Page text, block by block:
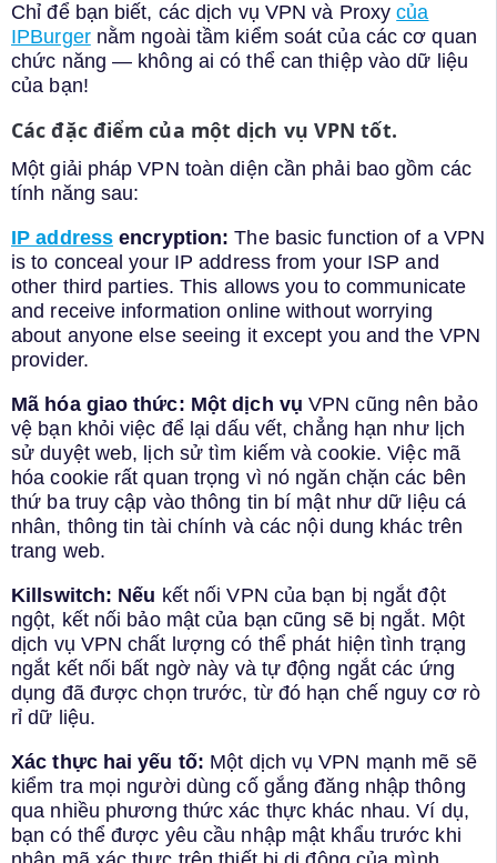
Chỉ để bạn biết, các dịch vụ VPN và Proxycủa
IPBurgernằm ngoài tầm kiểm soát của các cơ quan
chức năng — không ai có thể can thiệp vào dữ liệu
của bạn!
Các đặc điểm của một dịch vụ VPN tốt.
Một giải pháp VPN toàn diện cần phải bao gồm các
tính năng sau:
IP address encryption:The basic function of a VPN
is to conceal your IP address from your ISP and
other third parties. This allows you to communicate
and receive information online without worrying
about anyone else seeing it except you and the VPN
provider.
Mã hóa giao thức: Một dịch vụ VPN cũng nên bảo
vệ bạn khỏi việc để lại dấu vết, chẳng hạn như lịch
sử duyệt web, lịch sử tìm kiếm và cookie. Việc mã
hóa cookie rất quan trọng vì nó ngăn chặn các bên
thứ ba truy cập vào thông tin bí mật như dữ liệu cá
nhân, thông tin tài chính và các nội dung khác trên
trang web.
Killswitch: Nếu kết nối VPN của bạn bị ngắt đột
ngột, kết nối bảo mật của bạn cũng sẽ bị ngắt. Một
dịch vụ VPN chất lượng có thể phát hiện tình trạng
ngắt kết nối bất ngờ này và tự động ngắt các ứng
dụng đã được chọn trước, từ đó hạn chế nguy cơ rò
rỉ dữ liệu.
Xác thực hai yếu tố: Một dịch vụ VPN mạnh mẽ sẽ
kiểm tra mọi người dùng cố gắng đăng nhập thông
qua nhiều phương thức xác thực khác nhau. Ví dụ,
bạn có thể được yêu cầu nhập mật khẩu trước khi